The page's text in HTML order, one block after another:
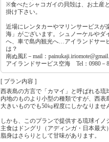
※食べたシャコガイの貝殻は、お土産
掛け下さい。
近場にレンタカーやマリンサービスが
海」がございます。シュノーケルやダ
へ、車で島内観光へ…アイランドサー
は？
南ぬ風E－mail：
アイランドサービス空海 Tel：0980－
[ プラン内容 ]
西表島の方言で「カマイ」と呼ばれる琉
内地のものより小型の種類ですが、西表
大きいものでも50㎏程度にしかなりませ
しかも、このプランで提供する琉球イノ
主食はドングリ（アディンガ・日本最大
脂身はさらりとして甘味があります。